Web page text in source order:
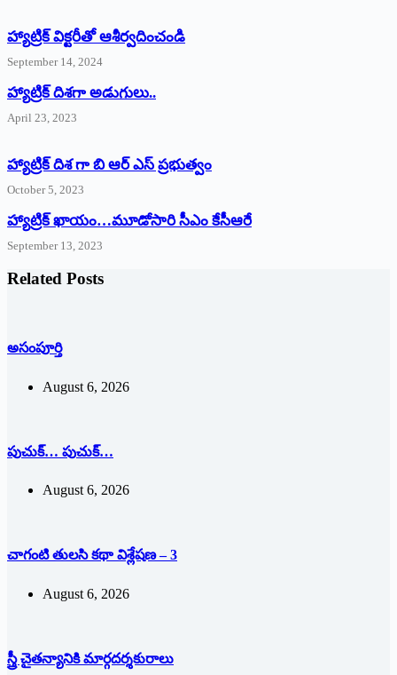
హ్యాట్రిక్‌ ‌విక్టరీతో ఆశీర్వదించండి
September 14, 2024
‌హ్యాట్రిక్‌ ‌దిశగా అడుగులు..
April 23, 2023
హ్యాట్రిక్ దిశ గా బి ఆర్ ఎస్ ప్రభుత్వం
October 5, 2023
హ్యాట్రిక్‌ ‌ఖాయం…మూడోసారి సీఎం కేసీఆరే
September 13, 2023
Related Posts
అసంపూర్తి
August 6, 2026
పుచుక్… పుచుక్…
August 6, 2026
చాగంటి తులసి కథా విశ్లేషణ – 3
August 6, 2026
స్త్రీ చైతన్యానికి మార్గదర్శకురాలు